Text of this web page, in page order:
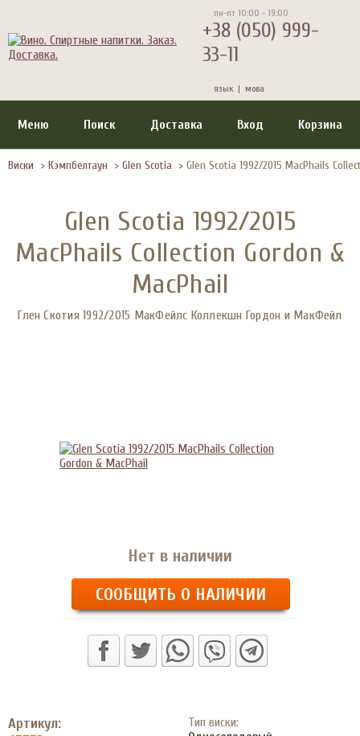
пн-пт 10:00 - 19:00
+38 (050) 999-
33-11
язык | мова
Меню Поиск Доставка Вход Корзина
Виски > Кэмпбелтаун > Glen Scotia > Glen Scotia 1992/2015 MacPhails
Glen Scotia 1992/2015
MacPhails Collection Gordon &
MacPhail
Глен Скотия 1992/2015 МакФейлc Коллекшн Гордон и МакФейл
Нет в наличии
СООБЩИТЬ О НАЛИЧИИ
Артикул:
Тип виски: